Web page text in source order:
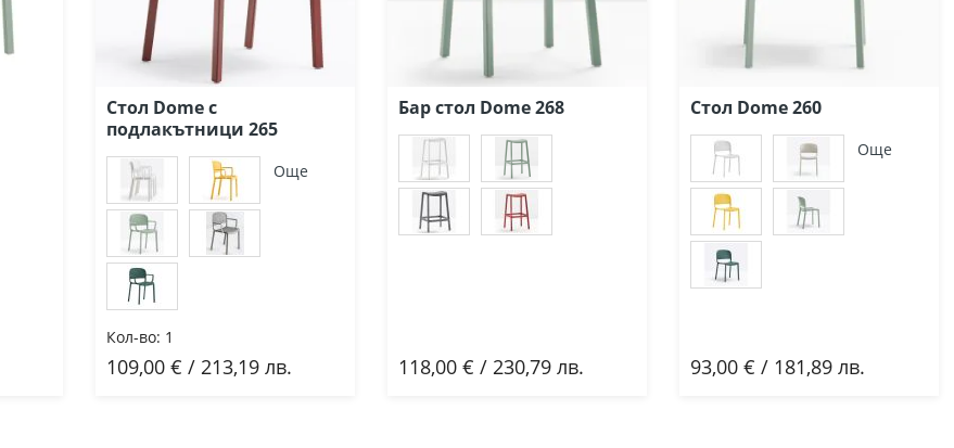
Стол Dome с
подлакътници 265
Още
Кол-во: 1
109,00 € / 213,19 лв.
Добави
Бар стол Dome 268
118,00 € / 230,79 лв.
Добави
Стол Dome 260
Още
93,00 € / 181,89 лв.
Добави